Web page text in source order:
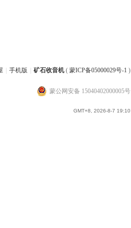
手机版 矿石收音机( 蒙ICP备05000029号-1 )
蒙公网安备 15040402000005号
GMT+8, 2026-8-7 19:10